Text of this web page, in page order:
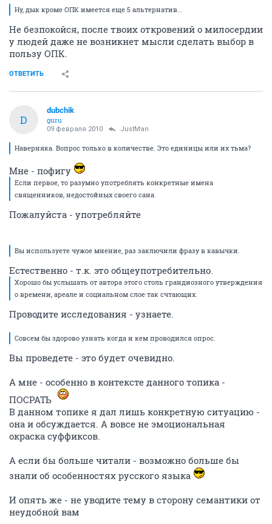
Ну, дык кроме ОПК имеется еще 5 альтернатив...
Не безпокойся, после твоих откровений о милосердии
у людей даже не возникнет мысли сделать выбор в
пользу ОПК.
ОТВЕТИТЬ
D
dubchik
guru
09 февраля 2010 JustMan
Наверняка. Вопрос только в количестве. Это единицы или их тьма?
Мне - пофигу
Если первое, то разумно употреблять конкретные имена
священников, недостойных своего сана.
Пожалуйста - употребляйте
Вы используете чужое мнение, раз заключили фразу в кавычки.
Естественно - т.к. это общеупотребительно.
Хорошо бы услышать от автора этого столь грандиозного утверждения
о времени, ареале и социальном слое так счтающих.
Проводите исследования - узнаете.
Совсем бы здорово узнать когда и кем проводился опрос.
Вы проведете - это будет очевидно.
А мне - особенно в контексте данного топика -
ПОСРАТЬ
В данном топике я дал лишь конкретную ситуацию -
она и обсуждается. А вовсе не эмоциональная
окраска суффиксов.
А если бы больше читали - возможно больше бы
знали об особенностях русского языка
И опять же - не уводите тему в сторону семантики от
неудобной вам